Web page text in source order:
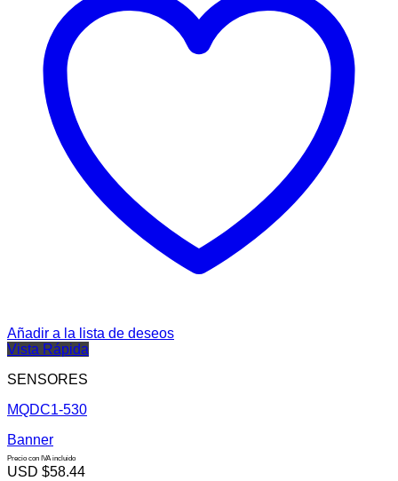
Añadir a la lista de deseos
Vista Rápida
SENSORES
MQDC1-530
Banner
Precio con IVA incluido
USD $58.44